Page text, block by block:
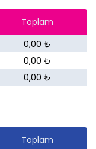
Toplam
0,00 ₺
0,00 ₺
0,00 ₺
Toplam